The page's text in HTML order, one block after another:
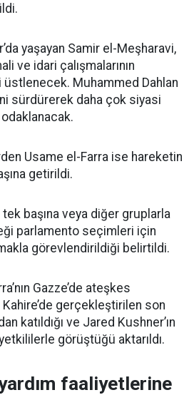
yaşayan Samir el-Meşharavi,
ve idari çalışmalarının
üstlenecek. Muhammed Dahlan
sürdürerek daha çok siyasi
Usame el-Farra ise hareketin
getirildi.
tek başına veya diğer gruplarla
parlamento seçimleri için
görevlendirildiği belirtildi.
Gazze’de ateşkes
Kahire’de gerçekleştirilen son
katıldığı ve Jared Kushner’ın
görüştüğü aktarıldı.
faaliyetlerine